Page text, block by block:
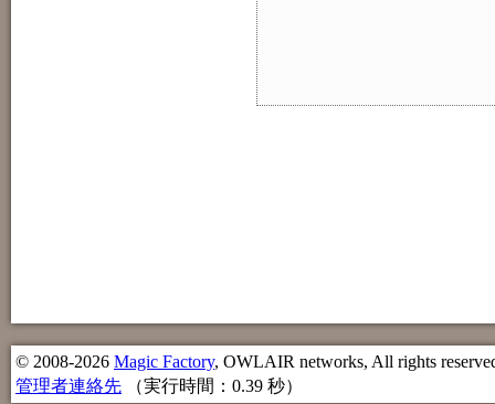
© 2008-2026 Magic Factory, OWLAIR networks, All rights
管理者連絡先 （実行時間：0.39 秒）